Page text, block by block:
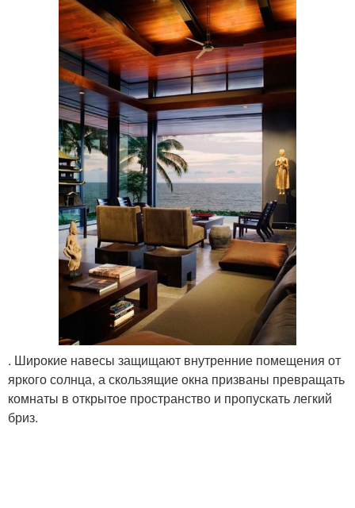
. Широкие навесы защищают внутренние помещения от
яркого солнца, а скользящие окна призваны превращать
комнаты в открытое пространство и пропускать легкий
бриз.